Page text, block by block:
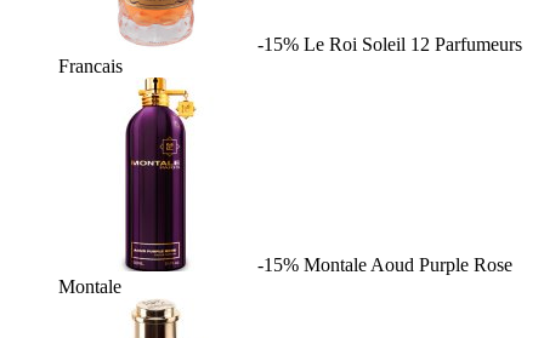
-15% Le Roi Soleil 12 Parfumeurs
Francais
-15% Montale Aoud Purple Rose
Montale